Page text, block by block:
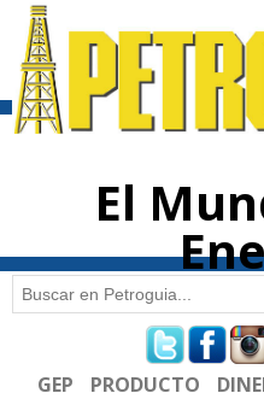
El
Formulario de
Buscar
GEP PRODUCTO